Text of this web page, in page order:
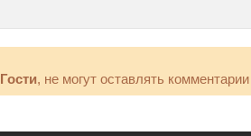
Гости, не могут оставлять